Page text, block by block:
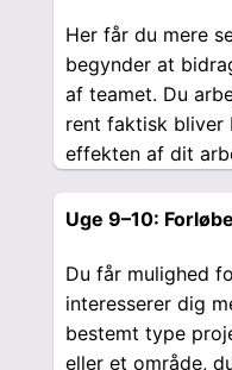
Her får du mere
begynder at
af teamet. Du
rent faktisk bliver
effekten af dit
Uge 9–10:
Du får mulighed
interesserer dig
bestemt type
eller et område,